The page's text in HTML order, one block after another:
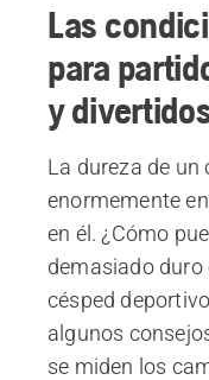
Las
para
y
La dureza de
enormemente
en él. ¿Cómo
demasiado duro
césped
algunos
se miden los